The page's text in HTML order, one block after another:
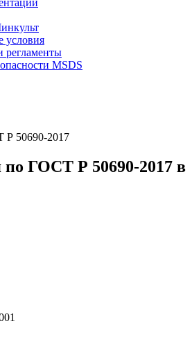
условия
регламенты
MSDS
Р 50690-2017
ГОСТ Р 50690-2017 в